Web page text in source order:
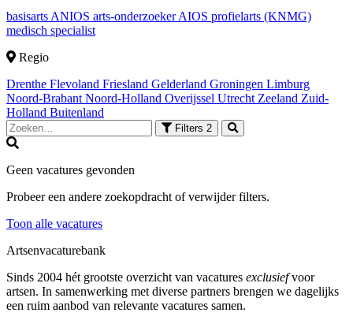
basisarts ANIOS arts-onderzoekerAIOS profielarts (KNMG)
medisch specialist
Regio
Drenthe Flevoland Friesland Gelderland Groningen Limburg
Noord-Brabant Noord-Holland Overijssel Utrecht Zeeland Zuid-
Holland Buitenland
Filters 2
Geen vacatures gevonden
Probeer een andere zoekopdracht of verwijder filters.
Toon alle vacatures
Artsenvacaturebank
Sinds 2004 hét grootste overzicht van vacatures exclusiefvoor
artsen. In samenwerking met diverse partners brengen we dagelijks
een ruim aanbod van relevante vacatures samen.